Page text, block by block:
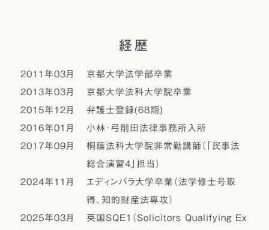
経歴
2011年03月
京都大学法学部卒業
2013年03月
京都大学法科大学院卒業
2015年12月
弁護士登録(68期)
2016年01月
小林･弓削田法律事務所入所
2017年09月
桐蔭法科大学院非常勤講師（「民事法
総合演習4」担当）
2024年11月
エディンバラ大学卒業（法学修士号取
得、知的財産法専攻）
2025年03月
英国SQE1（Solicitors Qualifying Ex